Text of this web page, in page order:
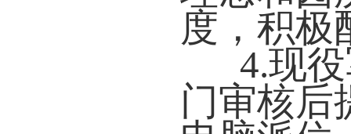
度，积极
4.现
门审核后